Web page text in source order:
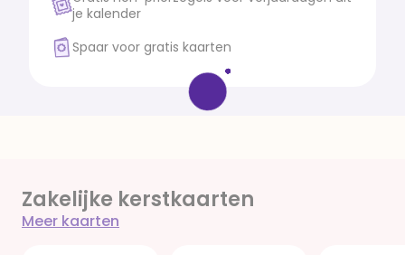
je kalender
Spaar voor gratis kaarten
Zakelijke kerstkaarten
Meer kaarten